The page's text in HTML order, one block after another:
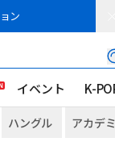
ン
イベント K-
ハングル アカデ